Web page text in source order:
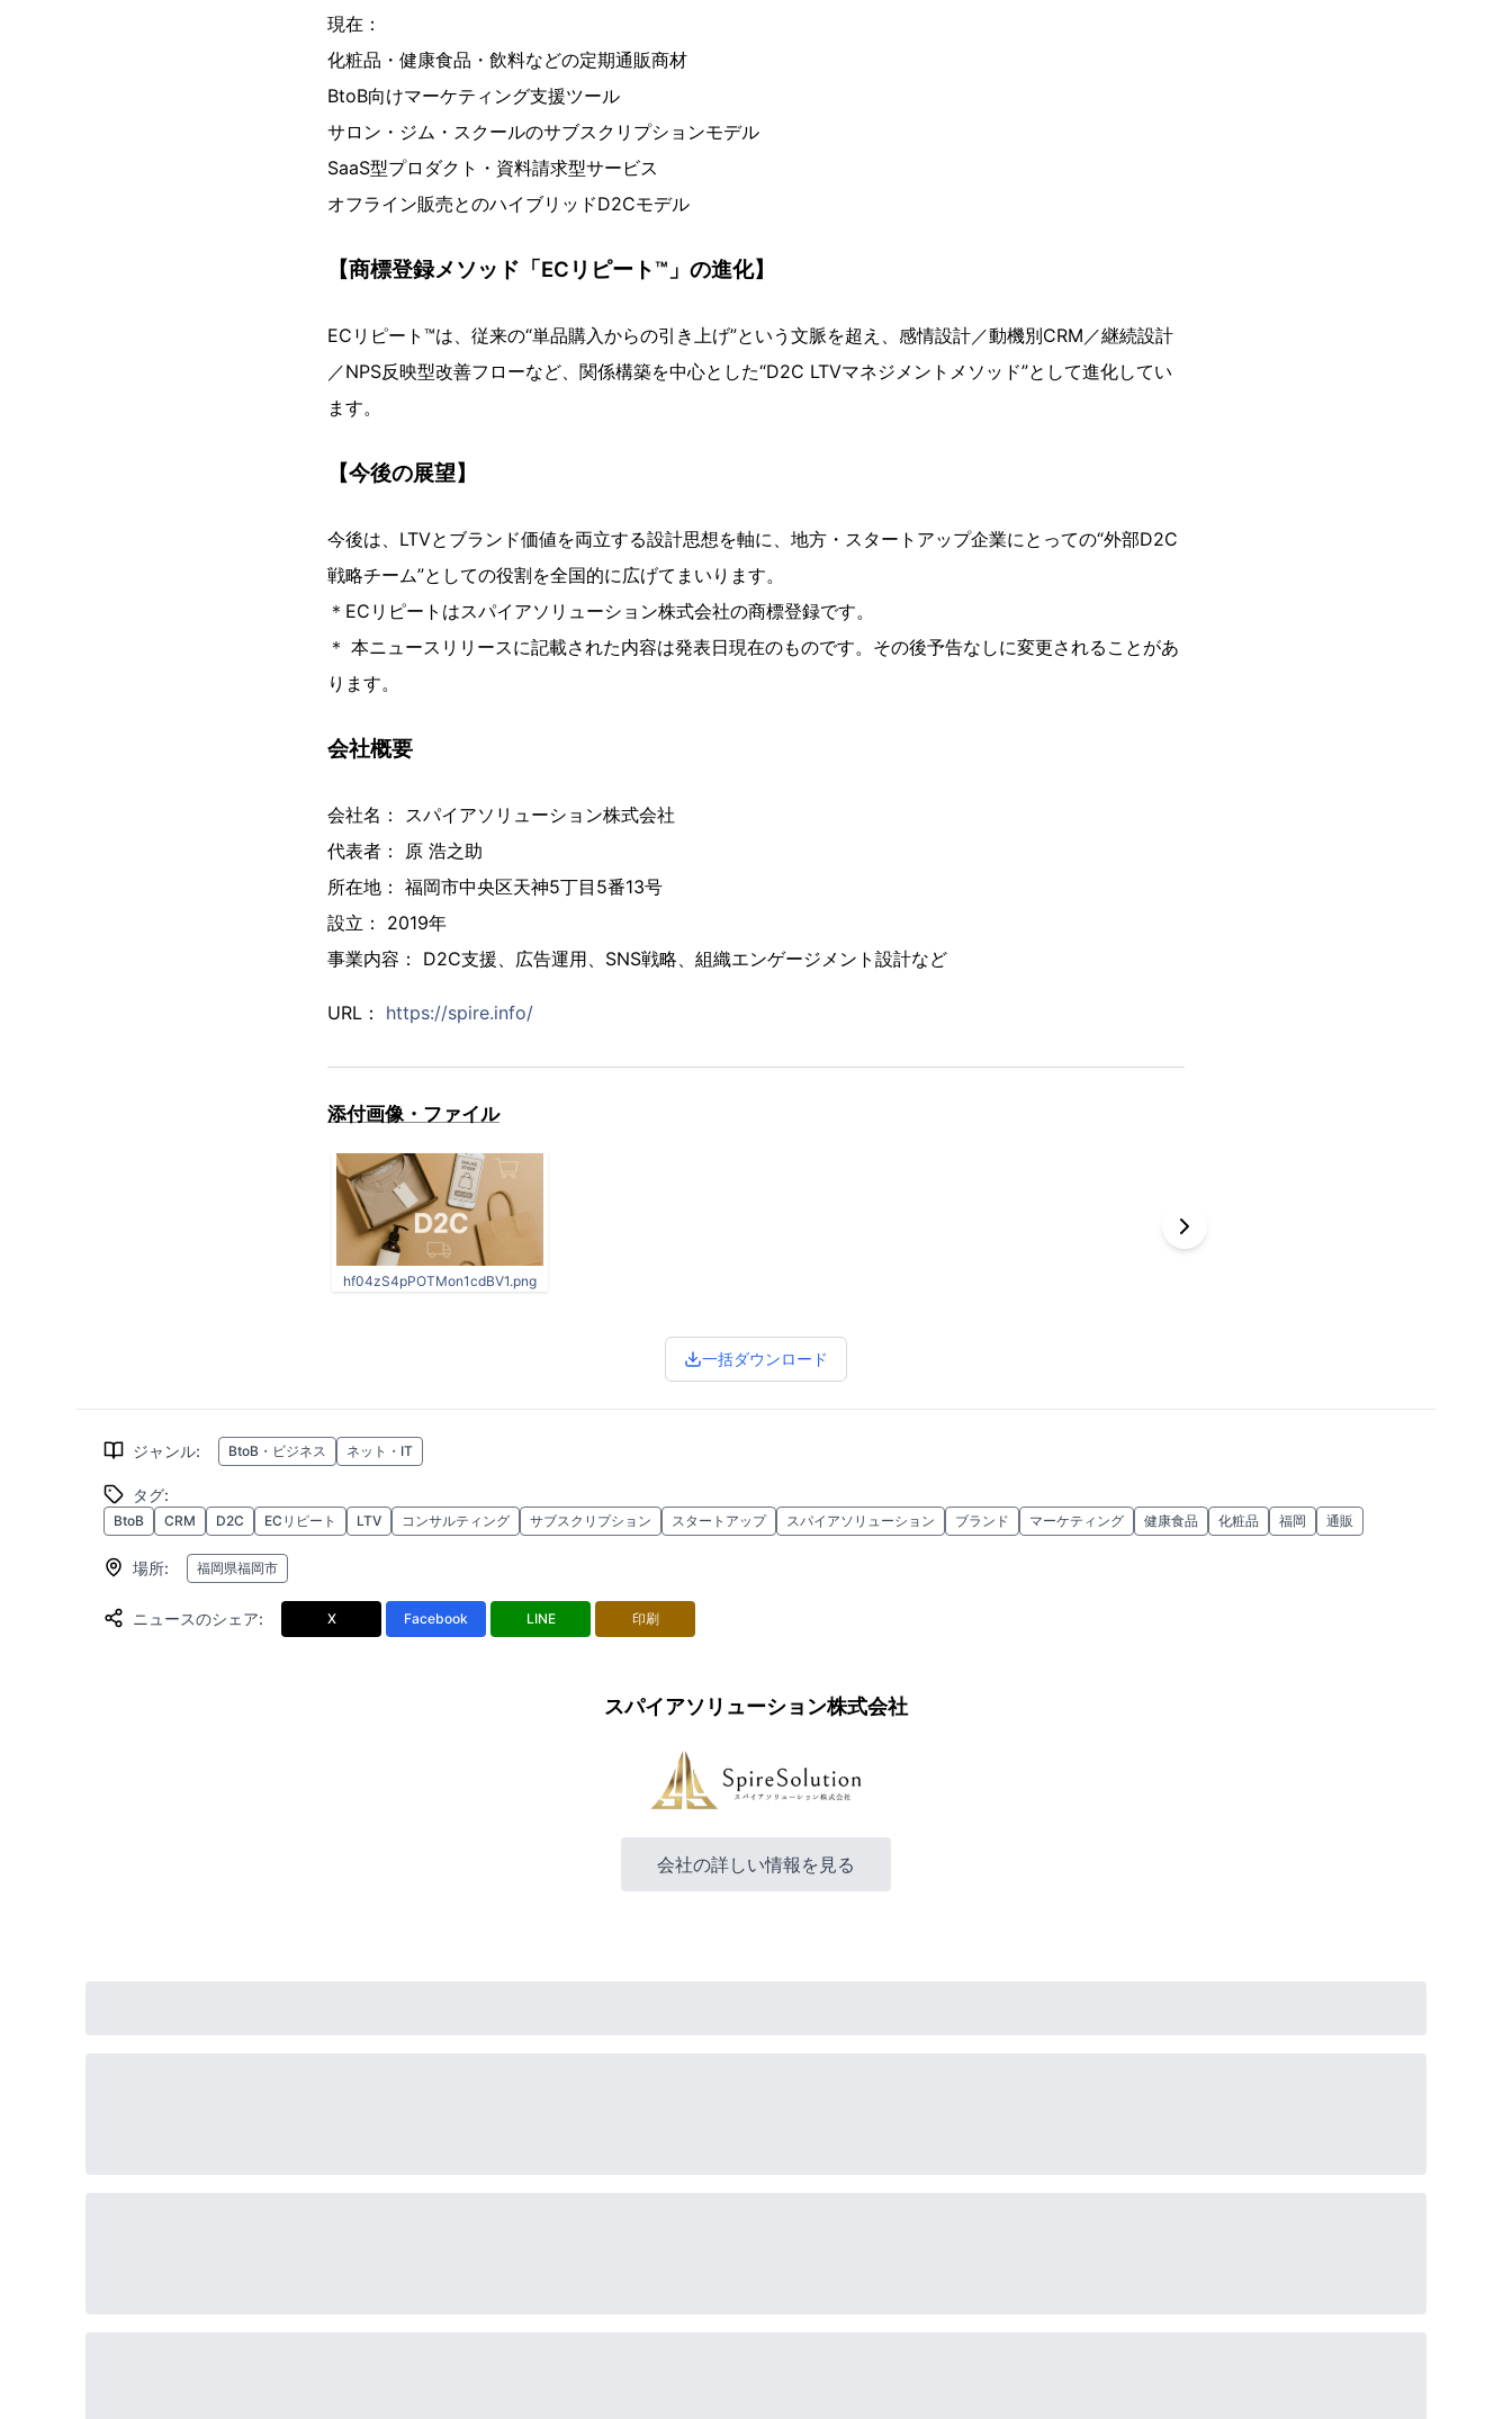
現在：
化粧品・健康食品・飲料などの定期通販商材
BtoB向けマーケティング支援ツール
サロン・ジム・スクールのサブスクリプションモデル
SaaS型プロダクト・資料請求型サービス
オフライン販売とのハイブリッドD2Cモデル
【商標登録メソッド「ECリピート™」の進化】
ECリピート™は、従来の“単品購入からの引き上げ”という文脈を超え、感情設計／動機別CRM／継続設計
／NPS反映型改善フローなど、関係構築を中心とした“D2C LTVマネジメントメソッド”として進化してい
ます。
【今後の展望】
今後は、LTVとブランド価値を両立する設計思想を軸に、地方・スタートアップ企業にとっての“外部D2C
戦略チーム”としての役割を全国的に広げてまいります。
＊ECリピートはスパイアソリューション株式会社の商標登録です。
＊ 本ニュースリリースに記載された内容は発表日現在のものです。その後予告なしに変更されることがあ
ります。
会社概要
会社名： スパイアソリューション株式会社
代表者： 原 浩之助
所在地： 福岡市中央区天神5丁目5番13号
設立： 2019年
事業内容： D2C支援、広告運用、SNS戦略、組織エンゲージメント設計など
URL： https://spire.info/
添付画像・ファイル
hf04zS4pPOTMon1cdBV1.png
一括ダウンロード
ジャンル: BtoB・ビジネス ネット・IT
タグ:
BtoB CRM D2C ECリピート LTV コンサルティング サブスクリプション スタートアップ スパイアソリューション ブランド マーケティング 健康食品 化粧品 福岡 通販
場所: 福岡県福岡市
ニュースのシェア: X Facebook LINE 印刷
スパイアソリューション株式会社
会社の詳しい情報を見る